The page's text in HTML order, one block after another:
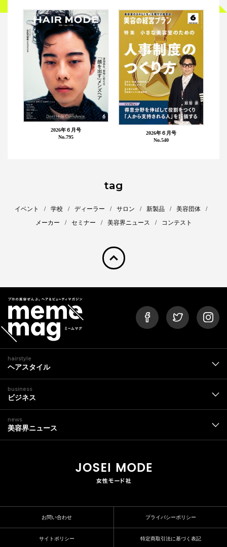
2026年６月号
No.795
2026年６月号
No.540
tag
イベント 学校 ディーラー サロン 新製品
美容団体
メーカー
セミナー 美容界ニュース コンテスト
pagetop
hairstyle
ヘアスタイル
business
ビジネス
news
美容界ニュース
お問い合わせ プライバシーポリシー
サイトポリシー 特定商取引法に基づく表記